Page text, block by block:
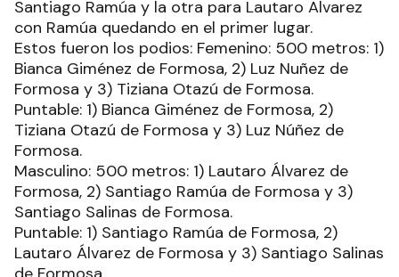
Santiago Ramúa y la otra para Lautaro Alvarez
con Ramúa quedando en el primer lugar.
Estos fueron los podios: Femenino: 500 metros: 1)
Bianca Giménez de Formosa, 2) Luz Nuñez de
Formosa y 3) Tiziana Otazú de Formosa.
Puntable: 1) Bianca Giménez de Formosa, 2)
Tiziana Otazú de Formosa y 3) Luz Núñez de
Formosa.
Masculino: 500 metros: 1) Lautaro Álvarez de
Formosa, 2) Santiago Ramúa de Formosa y 3)
Santiago Salinas de Formosa.
Puntable: 1) Santiago Ramúa de Formosa, 2)
Lautaro Álvarez de Formosa y 3) Santiago Salinas